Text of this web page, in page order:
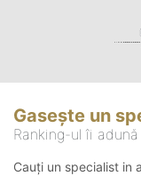
Gasește un
Ranking-ul îi
Cauți un specialist in